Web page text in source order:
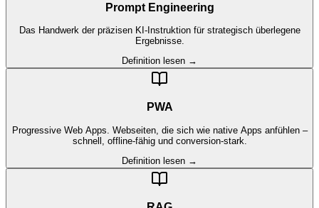
Prompt Engineering
Das Handwerk der präzisen KI-Instruktion für strategisch überlegene
Ergebnisse.
Definition lesen →
PWA
Progressive Web Apps. Webseiten, die sich wie native Apps anfühlen –
schnell, offline-fähig und conversion-stark.
Definition lesen →